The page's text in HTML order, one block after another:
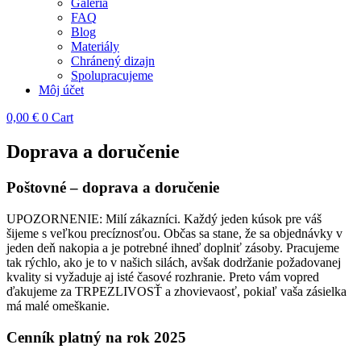
Galéria
FAQ
Blog
Materiály
Chránený dizajn
Spolupracujeme
Môj účet
0,00 € 0 Cart
Doprava a doručenie
Poštovné – doprava a doručenie
UPOZORNENIE: Milí zákazníci. Každý jeden kúsok pre váš
šijeme s veľkou precíznosťou. Občas sa stane, že sa objednávky v
jeden deň nakopia a je potrebné ihneď doplniť zásoby. Pracujeme
tak rýchlo, ako je to v našich silách, avšak dodržanie požadovanej
kvality si vyžaduje aj isté časové rozhranie. Preto vám vopred
ďakujeme za TRPEZLIVOSŤ a zhovievaosť, pokiaľ vaša zásielka
má malé omeškanie.
Cenník platný na rok 2025